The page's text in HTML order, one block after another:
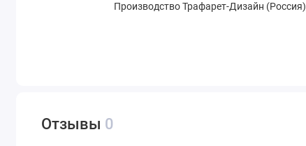
Производство Трафарет-Дизайн (Россия)
Отзывы 0